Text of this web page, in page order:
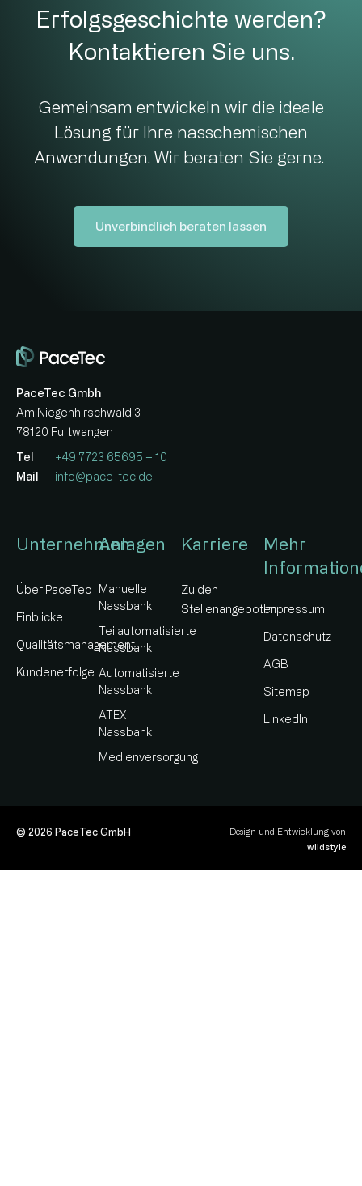
Erfolgs­geschichte werden?
Kontaktieren Sie uns.
Gemeinsam entwickeln wir die ideale
Lösung für Ihre nasschemischen
Anwendungen. Wir beraten Sie gerne.
Unverbindlich beraten lassen
PaceTec Gmbh
Am Niegenhirschwald 3
78120 Furtwangen
Tel
Mail
+49 7723 65695 – 10
info@pace-tec.de
Unternehmen
Über PaceTec
Einblicke
Qualitätsmanagement
Kundenerfolge
Anlagen
Manuelle
Nassbank
Teilautomatisierte
Nassbank
Automatisierte
Nassbank
ATEX
Nassbank
Medienversorgung
Karriere
Zu den
Stellenangeboten
Mehr
Impressum
Datenschutz
AGB
Sitemap
LinkedIn
© 2026 PaceTec GmbH
Design und Entwicklung von
wildstyle